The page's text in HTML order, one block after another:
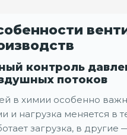
контроль
потоков
в химии особенно
и нагрузка меняется в
загрузка, в другие